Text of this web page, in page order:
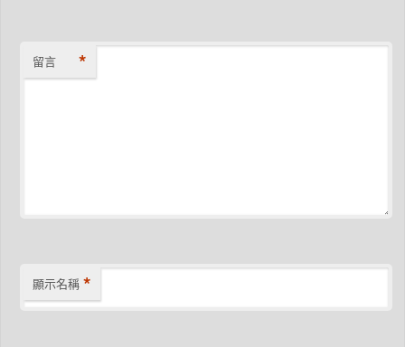
留言 *
顯示名稱 *